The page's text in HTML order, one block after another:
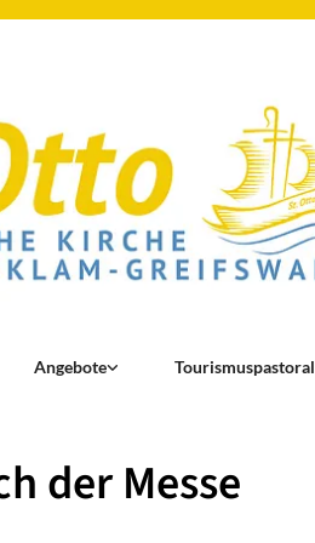
Angebote Tourismuspastoral
der Messe